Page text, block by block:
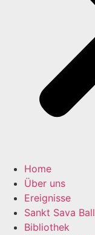
Home
Über uns
Ereignisse
Sankt Sava Ball
Bibliothek